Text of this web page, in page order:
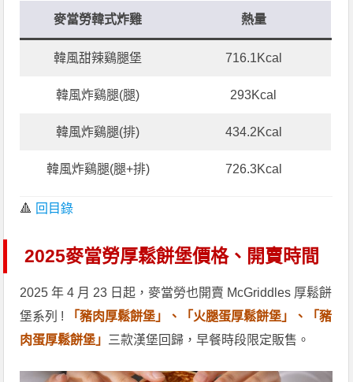
麥當勞韓式炸雞 熱量
韓風甜辣鷄腿堡 716.1Kcal
韓風炸鷄腿(腿) 293Kcal
韓風炸鷄腿(排) 434.2Kcal
韓風炸鷄腿(腿+排) 726.3Kcal
🔺 回目錄
2025麥當勞厚鬆餅堡價格、開賣時間
2025 年 4 月 23 日起，麥當勞也開賣 McGriddles 厚鬆餅
堡系列 !
「豬肉厚鬆餅堡」、「火腿蛋厚鬆餅堡」、「豬
肉蛋厚鬆餅堡」 三款漢堡回歸，早餐時段限定販售。